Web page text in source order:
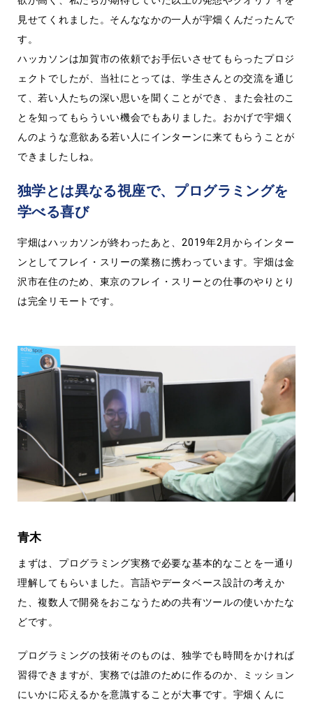
見せてくれました。そんななかの一人が宇畑くんだったんで
す。
ハッカソンは加賀市の依頼でお手伝いさせてもらったプロジ
ェクトでしたが、当社にとっては、学生さんとの交流を通じ
て、若い人たちの深い思いを聞くことができ、また会社のこ
とを知ってもらういい機会でもありました。おかげで宇畑く
んのような意欲ある若い人にインターンに来てもらうことが
できましたしね。
独学とは異なる視座で、プログラミングを
学べる喜び
宇畑はハッカソンが終わったあと、2019年2月からインター
ンとしてフレイ・スリーの業務に携わっています。宇畑は金
沢市在住のため、東京のフレイ・スリーとの仕事のやりとり
は完全リモートです。
青木
まずは、プログラミング実務で必要な基本的なことを一通り
理解してもらいました。言語やデータベース設計の考えか
た、複数人で開発をおこなうための共有ツールの使いかたな
どです。
プログラミングの技術そのものは、独学でも時間をかければ
習得できますが、実務では誰のために作るのか、ミッション
にいかに応えるかを意識することが大事です。宇畑くんに